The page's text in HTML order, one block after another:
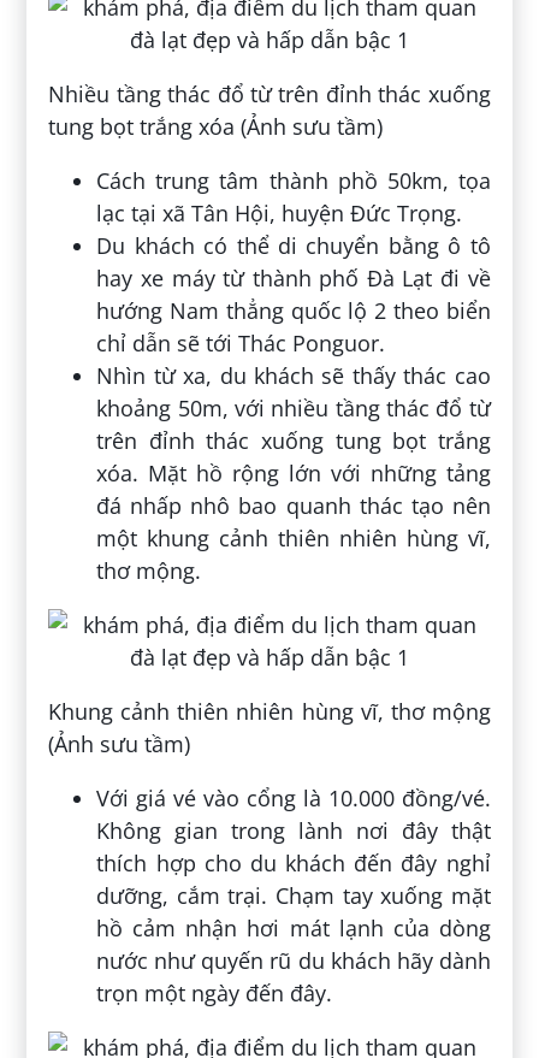
Nhiều tầng thác đổ từ trên đỉnh thác xuống
tung bọt trắng xóa (Ảnh sưu tầm)
Cách trung tâm thành phồ 50km, tọa
lạc tại xã Tân Hội, huyện Đức Trọng.
Du khách có thể di chuyển bằng ô tô
hay xe máy từ thành phố Đà Lạt đi về
hướng Nam thẳng quốc lộ 2 theo biển
chỉ dẫn sẽ tới Thác Ponguor.
Nhìn từ xa, du khách sẽ thấy thác cao
khoảng 50m, với nhiều tầng thác đổ từ
trên đỉnh thác xuống tung bọt trắng
xóa. Mặt hồ rộng lớn với những tảng
đá nhấp nhô bao quanh thác tạo nên
một khung cảnh thiên nhiên hùng vĩ,
thơ mộng.
Khung cảnh thiên nhiên hùng vĩ, thơ mộng
(Ảnh sưu tầm)
Với giá vé vào cổng là 10.000 đồng/vé.
Không gian trong lành nơi đây thật
thích hợp cho du khách đến đây nghỉ
dưỡng, cắm trại. Chạm tay xuống mặt
hồ cảm nhận hơi mát lạnh của dòng
nước như quyến rũ du khách hãy dành
trọn một ngày đến đây.